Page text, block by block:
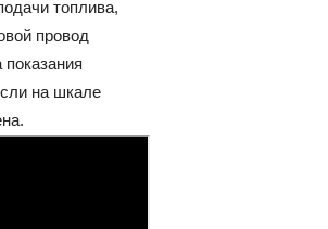
топлива,
провод
на шкале